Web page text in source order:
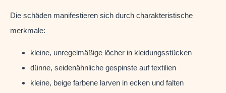
Die schäden manifestieren sich durch charakteristische
merkmale:
kleine, unregelmäßige löcher in kleidungsstücken
dünne, seidenähnliche gespinste auf textilien
kleine, beige farbene larven in ecken und falten